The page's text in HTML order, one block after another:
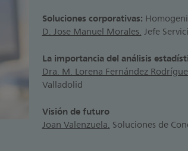
Soluciones corporativas:
D. Jose Manuel Morales.Jefe
La importancia del análisis
Dra. M. Lorena Fernández
Valladolid
Visión de futuro
Joan Valenzuela.Soluciones de